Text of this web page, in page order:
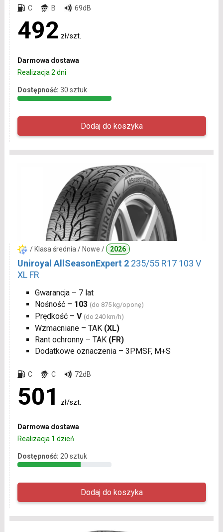
C B 69dB
492 zł/szt.
Darmowa dostawa
Realizacja 2 dni
Dostępność: 30 sztuk
/ Klasa średnia / Nowe / 2026
Uniroyal AllSeasonExpert 2 235/55 R17 103 V
XL FR
Gwarancja – 7 lat
Nośność – 103 (do 875 kg/oponę)
Prędkość – V (do 240 km/h)
Wzmacniane – TAK (XL)
Rant ochronny – TAK (FR)
Dodatkowe oznaczenia – 3PMSF, M+S
C C 72dB
501 zł/szt.
Darmowa dostawa
Realizacja 1 dzień
Dostępność: 20 sztuk